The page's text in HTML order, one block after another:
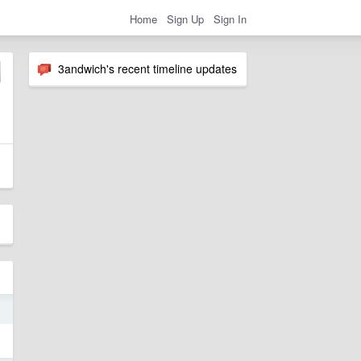
Home Sign Up Sign In
3andwich's recent timeline updates